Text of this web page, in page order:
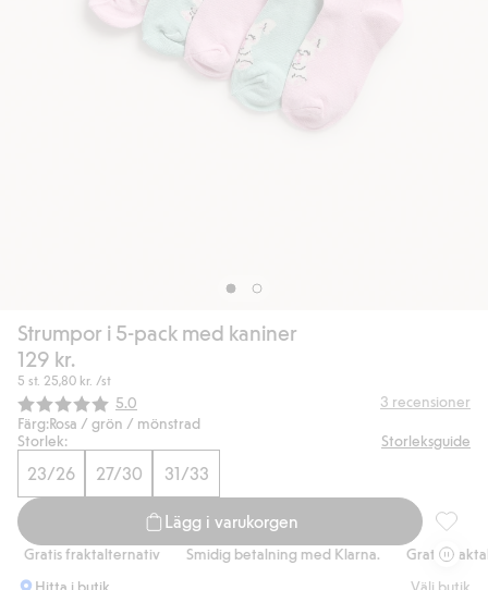
Strumpor i 5-pack med kaniner
129 kr.
5 st. 25,80 kr. /st
Snittbetyg:
5.0 3 recensioner
Färg:Rosa / grön / mönstrad
Storlek:
Storleksguide
23/26 27/30 31/33
Lägg i varukorgen
Gratis fraktalternativ Smidig betalning med Klarna.
Gratis
Hitta i butik
Välj butik